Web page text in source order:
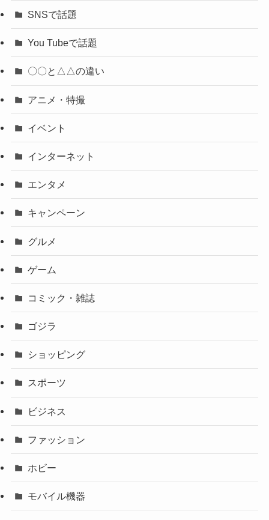
SNSで話題
You Tubeで話題
〇〇と△△の違い
アニメ・特撮
イベント
インターネット
エンタメ
キャンペーン
グルメ
ゲーム
コミック・雑誌
ゴジラ
ショッピング
スポーツ
ビジネス
ファッション
ホビー
モバイル機器